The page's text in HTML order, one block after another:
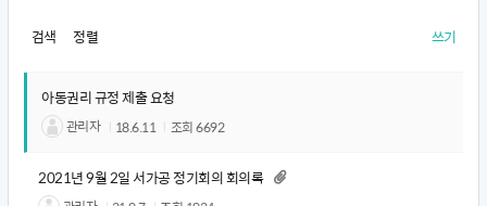
검색 정렬 쓰기
아동권리 규정 제출 요청
관리자 18.6.11 조회6692
2021년 9월 2일 서가공 정기회의 회의록